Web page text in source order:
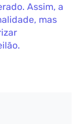
Assim, a
mas